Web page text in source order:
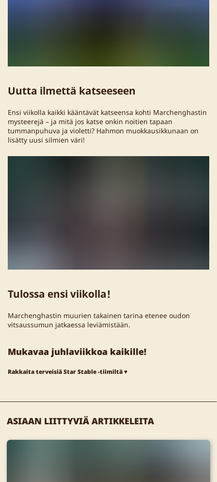
Uutta ilmettä katseeseen
Ensi viikolla kaikki kääntävät katseensa kohti Marchenghastin
mysteerejä – ja mitä jos katse onkin noitien tapaan
tummanpuhuva ja violetti? Hahmon muokkausikkunaan on
lisätty uusi silmien väri!
Tulossa ensi viikolla!
Marchenghastin muurien takainen tarina etenee oudon
vitsaussumun jatkaessa leviämistään.
Mukavaa juhlaviikkoa kaikille!
Rakkaita terveisiä Star Stable -tiimiltä ♥
ASIAAN LIITTYVIÄ ARTIKKELEITA